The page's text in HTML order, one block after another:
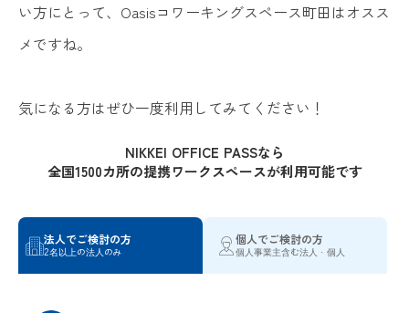
い方にとって、Oasisコワーキングスペース町田はオスス
メですね。
気になる方はぜひ一度利用してみてください！
NIKKEI OFFICE PASSなら
全国1500カ所の提携ワークスペースが利用可能です
法人でご検討の方
2名以上の法人のみ
個人でご検討の方
個人事業主含む法人・個人